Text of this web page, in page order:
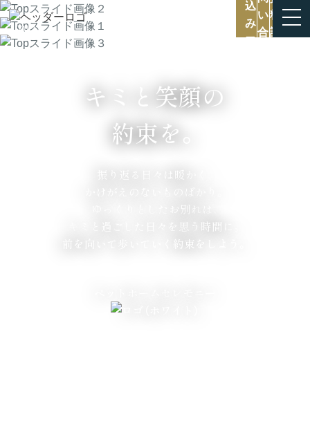
001/0
キミと笑顔の
約束を。
振り返る日々は暖かく、
ゆっくりとしたお別れは、
キミと過ごした日々を思う時間に。
前を向いて歩いていく約束をしよう。